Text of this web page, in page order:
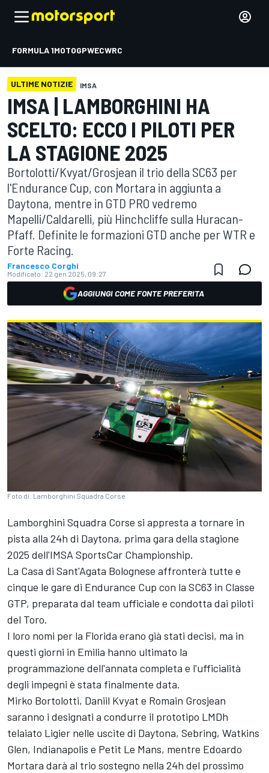
FORMULA 1MOTOGPWECWRC
ULTIME NOTIZIE IMSA
IMSA | LAMBORGHINI HA
SCELTO: ECCO I PILOTI PER
LA STAGIONE 2025
Bortolotti/Kvyat/Grosjean il trio della SC63 per
l'Endurance Cup, con Mortara in aggiunta a
Daytona, mentre in GTD PRO vedremo
Mapelli/Caldarelli, più Hinchcliffe sulla Huracan-
Pfaff. Definite le formazioni GTD anche per WTR e
Forte Racing.
Francesco Corghi
Modificato: 22 gen 2025, 09:27
AGGIUNGI COME FONTE PREFERITA
Foto di: Lamborghini Squadra Corse
Lamborghini Squadra Corse si appresta a tornare in
pista alla 24h di Daytona, prima gara della stagione
2025 dell'IMSA SportsCar Championship.
La Casa di Sant'Agata Bolognese affronterà tutte e
cinque le gare di Endurance Cup con la SC63 in Classe
GTP, preparata dal team ufficiale e condotta dai piloti
del Toro.
I loro nomi per la Florida erano già stati decisi, ma in
questi giorni in Emilia hanno ultimato la
programmazione dell'annata completa e l'ufficialità
degli impegni è stata finalmente data.
Mirko Bortolotti, Daniil Kvyat e Romain Grosjean
saranno i designati a condurre il prototipo LMDh
telaiato Ligier nelle uscite di Daytona, Sebring, Watkins
Glen, Indianapolis e Petit Le Mans, mentre Edoardo
Mortara darà al trio sostegno nella 24h del prossimo